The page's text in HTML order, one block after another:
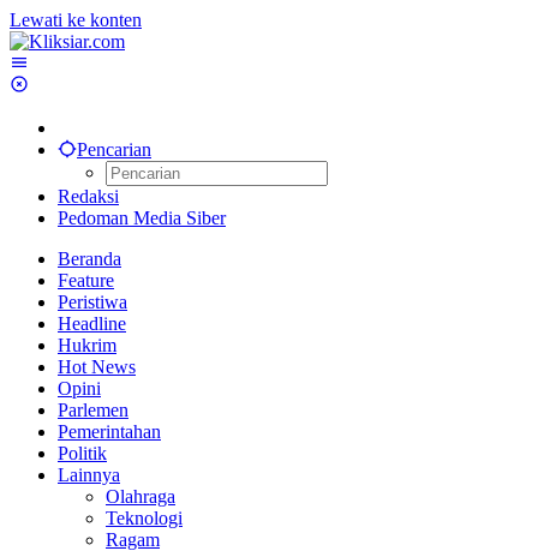
Lewati ke konten
Pencarian
Redaksi
Pedoman Media Siber
Beranda
Feature
Peristiwa
Headline
Hukrim
Hot News
Opini
Parlemen
Pemerintahan
Politik
Lainnya
Olahraga
Teknologi
Ragam